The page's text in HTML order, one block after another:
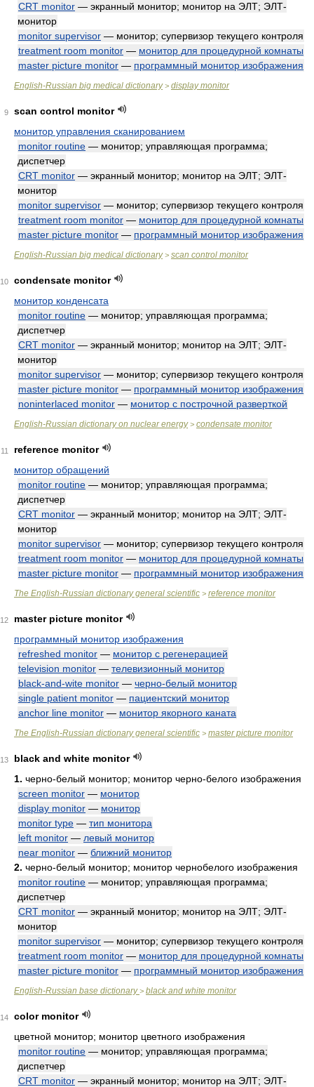
CRT monitor — экранный монитор; монитор на ЭЛТ; ЭЛТ-
монитор
monitor supervisor — монитор; супервизор текущего контроля
treatment room monitor — монитор для процедурной комнаты
master picture monitor — программный монитор изображения
English-Russian big medical dictionary> display monitor
9
scan control monitor
монитор управления сканированием
monitor routine — монитор; управляющая программа;
диспетчер
CRT monitor — экранный монитор; монитор на ЭЛТ; ЭЛТ-
монитор
monitor supervisor — монитор; супервизор текущего контроля
treatment room monitor — монитор для процедурной комнаты
master picture monitor — программный монитор изображения
English-Russian big medical dictionary> scan control monitor
10
condensate monitor
монитор конденсата
monitor routine — монитор; управляющая программа;
диспетчер
CRT monitor — экранный монитор; монитор на ЭЛТ; ЭЛТ-
монитор
monitor supervisor — монитор; супервизор текущего контроля
master picture monitor — программный монитор изображения
noninterlaced monitor — монитор с построчной разверткой
English-Russian dictionary on nuclear energy> condensate monitor
11
reference monitor
монитор обращений
monitor routine — монитор; управляющая программа;
диспетчер
CRT monitor — экранный монитор; монитор на ЭЛТ; ЭЛТ-
монитор
monitor supervisor — монитор; супервизор текущего контроля
treatment room monitor — монитор для процедурной комнаты
master picture monitor — программный монитор изображения
The English-Russian dictionary general scientific > reference monitor
12
master picture monitor
программный монитор изображения
refreshed monitor — монитор с регенерацией
television monitor — телевизионный монитор
black-and-wite monitor — черно-белый монитор
single patient monitor — пациентский монитор
anchor line monitor — монитор якорного каната
The English-Russian dictionary general scientific > master picture monitor
13
black and white monitor
1. черно-белый монитор; монитор черно-белого изображения
screen monitor — монитор
display monitor — монитор
monitor type — тип монитора
left monitor — левый монитор
near monitor — ближний монитор
2. черно-белый монитор; монитор чернобелого изображения
monitor routine — монитор; управляющая программа;
диспетчер
CRT monitor — экранный монитор; монитор на ЭЛТ; ЭЛТ-
монитор
monitor supervisor — монитор; супервизор текущего контроля
treatment room monitor — монитор для процедурной комнаты
master picture monitor — программный монитор изображения
English-Russian base dictionary> black and white monitor
14
color monitor
цветной монитор; монитор цветного изображения
monitor routine — монитор; управляющая программа;
диспетчер
CRT monitor — экранный монитор; монитор на ЭЛТ; ЭЛТ-